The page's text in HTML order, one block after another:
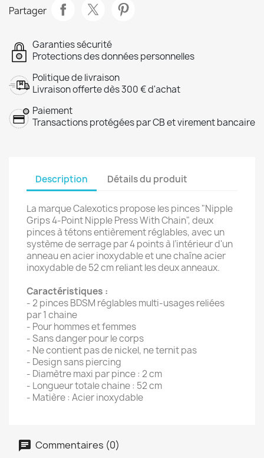
Partager
Garanties sécurité
Protections des données personnelles
Politique de livraison
Livraison offerte dès 300 € d'achat
Paiement
Transactions protégées par CB et virement bancaire
Description Détails du produit
La marque Calexotics propose les pinces "Nipple
Grips 4-Point Nipple Press With Chain", deux
pinces à tétons entièrement réglables, avec un
système de serrage par 4 points à l’intérieur d'un
anneau en acier inoxydable et une chaîne acier
inoxydable de 52 cm reliant les deux anneaux.
Caractéristiques :
- 2 pinces BDSM réglables multi-usages reliées
par 1 chaine
- Pour hommes et femmes
- Sans danger pour le corps
- Ne contient pas de nickel, ne ternit pas
- Design sans piercing
- Diamètre maxi par pince : 2 cm
- Longueur totale chaine : 52 cm
- Matière : Acier inoxydable
Commentaires (0)